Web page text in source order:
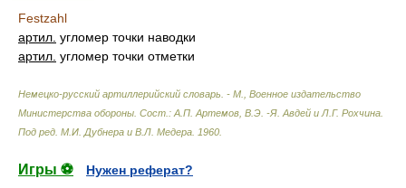
Festzahl
артил. угломер точки наводки
артил. угломер точки отметки
Немецко-русский артиллерийский словарь. - М., Военное издательство
Министерства обороны Сост.: А.П. Артемов, В.Э. -Я. Авдей и Л.Г. Рохчина.
Под ред. М.И. Дубнера и В.Л. Медера 1960
Игры ⚽
Нужен реферат?